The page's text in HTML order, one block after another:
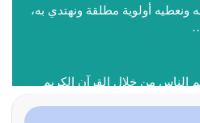
ونعطيه أولوية مطلقة ونهتدي به،
الناس من خلال القرآن الكريم